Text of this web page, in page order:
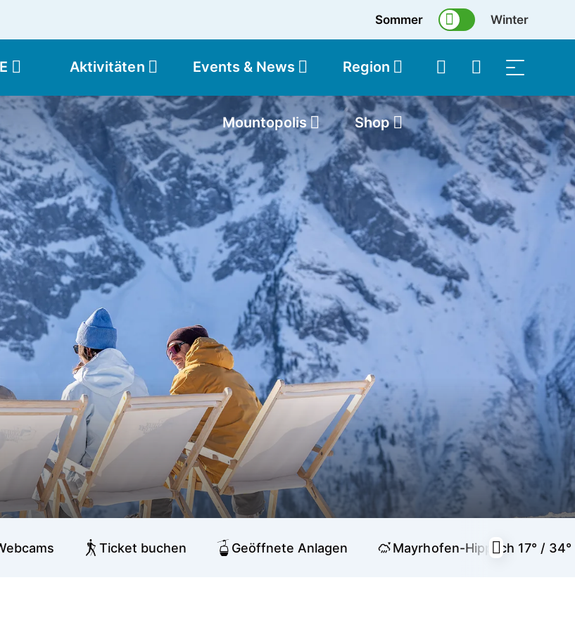
Sommer Winter
Aktivitäten Events & News Region
Mountopolis Shop
Ticket buchen Geöffnete Anlagen Mayrhofen-Hippach 17° / 34°